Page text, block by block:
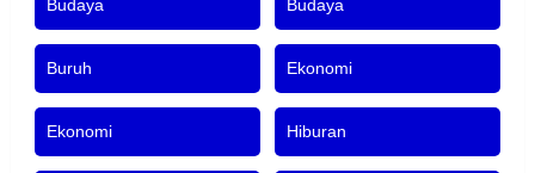
Budaya Budaya
Buruh Ekonomi
Ekonomi Hiburan